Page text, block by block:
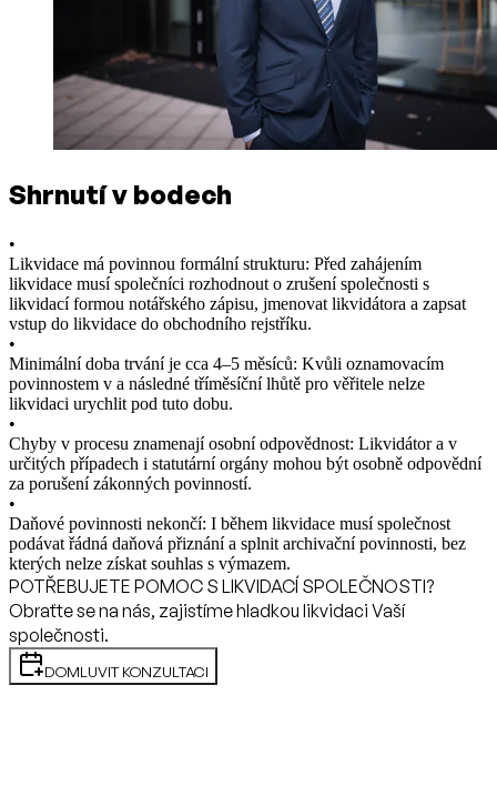
Shrnutí v bodech
•
Likvidace má povinnou formální strukturu: Před zahájením
likvidace musí společníci rozhodnout o zrušení společnosti s
likvidací formou notářského zápisu, jmenovat likvidátora a zapsat
vstup do likvidace do obchodního rejstříku.
•
Minimální doba trvání je cca 4–5 měsíců: Kvůli oznamovacím
povinnostem v a následné tříměsíční lhůtě pro věřitele nelze
likvidaci urychlit pod tuto dobu.
•
Chyby v procesu znamenají osobní odpovědnost: Likvidátor a v
určitých případech i statutární orgány mohou být osobně odpovědní
za porušení zákonných povinností.
•
Daňové povinnosti nekončí: I během likvidace musí společnost
podávat řádná daňová přiznání a splnit archivační povinnosti, bez
kterých nelze získat souhlas s výmazem.
POTŘEBUJETE POMOC S LIKVIDACÍ SPOLEČNOSTI?
Obraťte se na nás, zajistíme hladkou likvidaci Vaší
společnosti.
DOMLUVIT KONZULTACI